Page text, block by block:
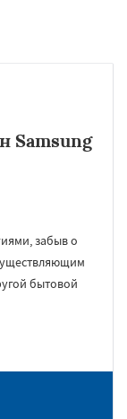
Samsung
забыв о
бытовой